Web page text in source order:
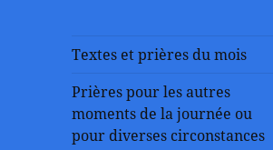
Textes et prières du mois
Prières pour les autres
moments de la journée ou
pour diverses circonstances